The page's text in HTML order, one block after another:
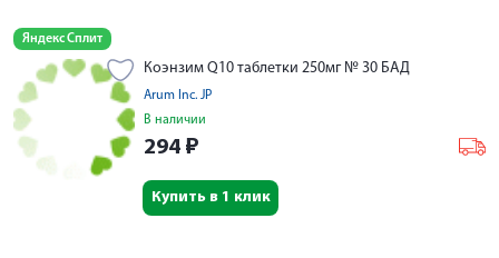
Яндекс Сплит
Коэнзим Q10 таблетки 250мг № 30 БАД
Arum Inc. JP
В наличии
294 ₽
Купить в 1 клик